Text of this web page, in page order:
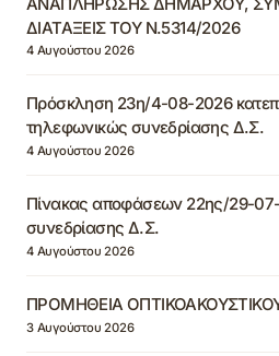
ΔΙΑΤΑΞΕΙΣ ΤΟΥ Ν.5314/2026
4 Αυγούστου 2026
Πρόσκληση 23η/4-08-2026
τηλεφωνικώς συνεδρίασης Δ.Σ.
4 Αυγούστου 2026
Πίνακας αποφάσεων 22ης/29-07-
συνεδρίασης Δ.Σ.
4 Αυγούστου 2026
ΠΡΟΜΗΘΕΙΑ
3 Αυγούστου 2026